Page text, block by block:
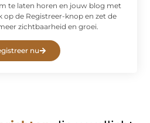
te laten horen en jouw blog met
op de Registreer-knop en zet de
zichtbaarheid en groei.
nu